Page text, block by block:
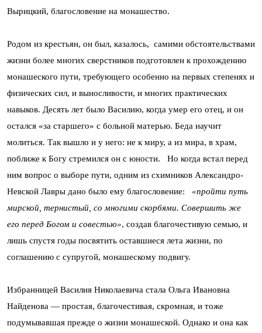
Вырицкий, благословение на монашество.
Родом из крестьян, он был, казалось, самими обстоятельствами
жизни более многих сверстников подготовлен к прохождению
монашеского пути, требующего особенно на первых степенях и
физических сил, и выносливости, и многих практических
навыков. Десять лет было Василию, когда умер его отец, и он
остался «за старшего» с больной матерью. Беда научит
молиться. Так вышло и у него: не к миру, а из мира, в храм,
поближе к Богу стремился он с юности. Но когда встал перед
ним вопрос о выборе пути, одним из схимников Александро-
Невской Лавры дано было ему благословение: «пройти путь
мирской, тернистый, со многими скорбями. Совершить же
его перед Богом и совестью», создав благочестивую семью, и
лишь спустя годы посвятить оставшиеся лета жизни, по
соглашению с супругой, монашескому подвигу.
Избранницей Василия Николаевича стала Ольга Ивановна
Найденова — простая, благочестивая, скромная, и тоже
подумывавшая прежде о жизни монашеской. Однако и она как